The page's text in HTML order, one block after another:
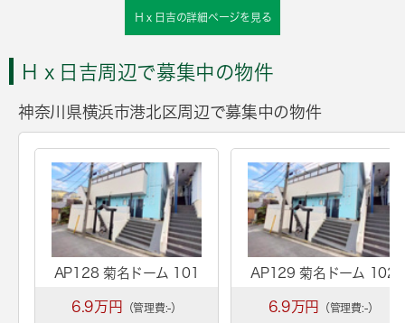
Ｈｘ日吉の詳細ページを見る
Ｈｘ日吉周辺で募集中の物件
神奈川県横浜市港北区周辺で募集中の物件
AP128 菊名ドーム 101
6.9万円 （管理費:-）
AP129 菊名ドーム 102
6.9万円 （管理費:-）